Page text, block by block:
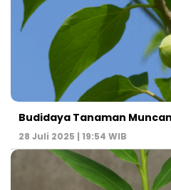
Budidaya Tanaman
28 Juli 2025 | 19:54 WIB